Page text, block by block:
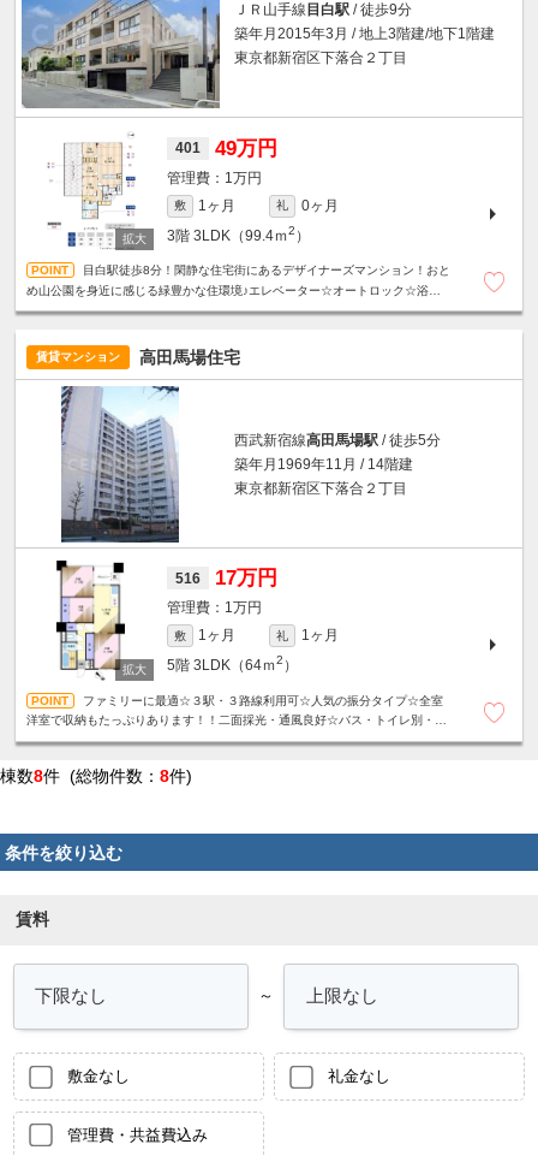
ＪＲ山手線 目白駅 / 徒歩9分
築年月2015年3月 / 地上3階建/地下1階建
東京都新宿区下落合２丁目
401 49万円
1万円
敷 1ヶ月 礼
0ヶ月
3階 3LDK（99.4ｍ2 ）
目白駅徒歩8分！閑静な住宅街にあるデザイナーズマンション！おと
め山公園を身近に感じる緑豊かな住環境♪エレベーター☆オートロック☆浴室乾
賃貸マンション 高田馬場住宅
西武新宿線高田馬場駅 / 徒歩5分
築年月1969年11月 / 14階建
東京都新宿区下落合２丁目
516 17万円
1万円
敷 1ヶ月 礼
1ヶ月
5階 3LDK（64ｍ2 ）
ファミリーに最適☆３駅・３路線利用可☆人気の振分タイプ☆全室
洋室で収納もたっぷりあります！！二面採光・通風良好☆バス・トイレ別・独
棟数8件 (総物件数： 8件)
条件を絞り込む
賃料
～
敷金なし 礼金なし
管理費・共益費込み